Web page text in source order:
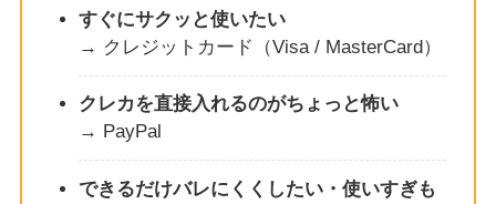
すぐにサクッと使いたい
→ クレジットカード（Visa / MasterCard）
クレカを直接入れるのがちょっと怖い
→ PayPal
できるだけバレにくくしたい・使いすぎも